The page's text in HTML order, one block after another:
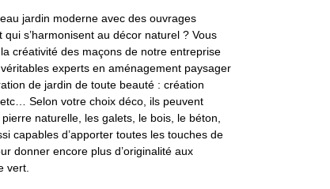
jardin moderne avec des ouvrages
s’harmonisent au décor naturel ? Vous
créativité des maçons de notre entreprise
experts en aménagement paysager
de jardin de toute beauté : création
Selon votre choix déco, ils peuvent
naturelle, les galets, le bois, le béton,
capables d’apporter toutes les touches de
donner encore plus d’originalité aux
vert.